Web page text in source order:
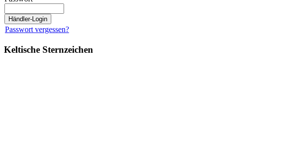
Passwort vergessen?
Keltische Sternzeichen